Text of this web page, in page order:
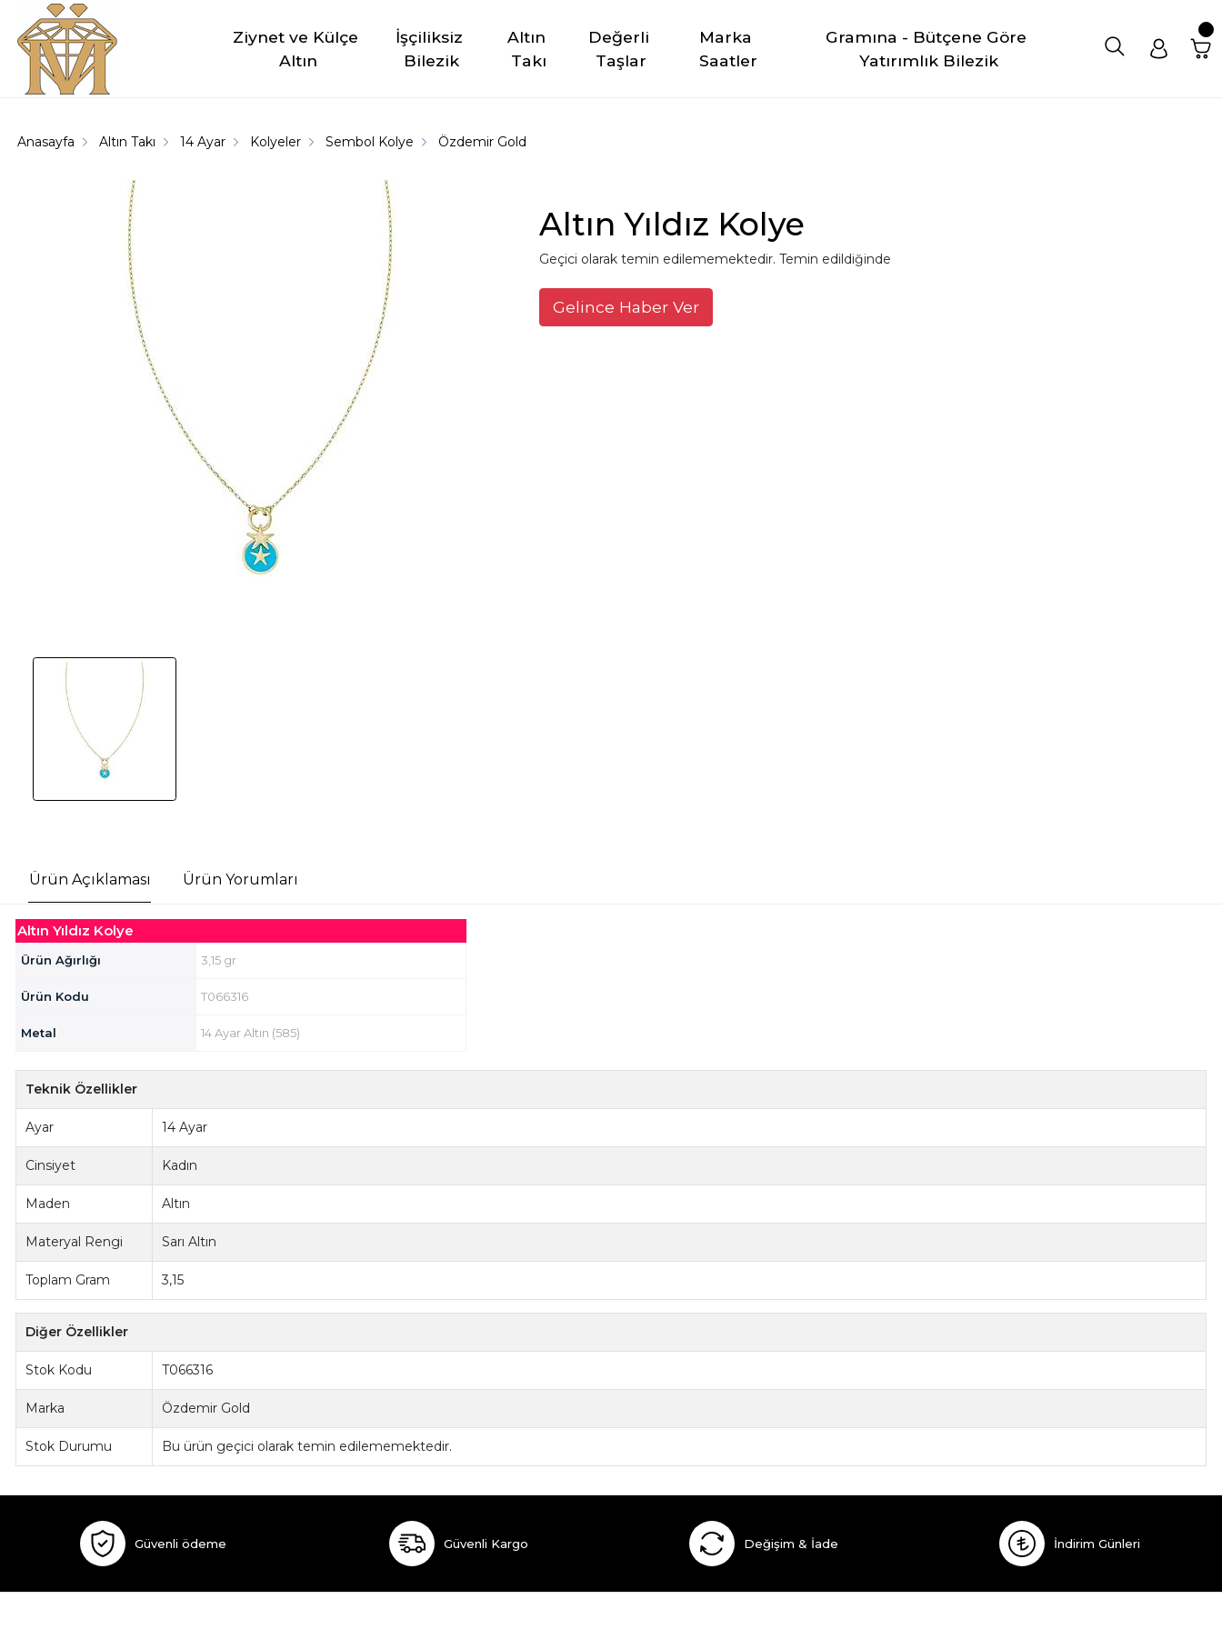
Ziynet ve Külçe
Altın
İşçiliksiz
Bilezik
Altın
Takı
Değerli
Taşlar
Marka
Saatler
Gramına - Bütçene Göre
Yatırımlık Bilezik
Anasayfa Altın Takı 14 Ayar Kolyeler Sembol Kolye Özdemir Gold
Altın Yıldız Kolye
Geçici olarak temin edilememektedir. Temin edildiğinde
Gelince Haber Ver
Ürün Açıklaması Ürün Yorumları
Altın Yıldız Kolye
Ürün Ağırlığı 3,15 gr
Ürün Kodu T066316
Metal 14 Ayar Altın (585)
Teknik Özellikler
Ayar 14 Ayar
Cinsiyet Kadın
Maden Altın
Materyal Rengi Sarı Altın
Toplam Gram 3,15
Diğer Özellikler
Stok Kodu T066316
Marka Özdemir Gold
Stok Durumu Bu ürün geçici olarak temin edilememektedir.
Güvenli ödeme Güvenli Kargo Değişim & İade İndirim Günleri